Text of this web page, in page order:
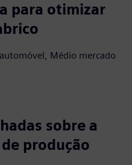
para otimizar
Médio mercado
sobre a
produção